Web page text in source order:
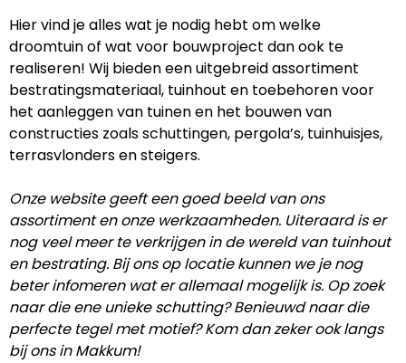
Hier vind je alles wat je nodig hebt om welke
droomtuin of wat voor bouwproject dan ook te
realiseren! Wij bieden een uitgebreid assortiment
bestratingsmateriaal, tuinhout en toebehoren voor
het aanleggen van tuinen en het bouwen van
constructies zoals schuttingen, pergola’s, tuinhuisjes,
terrasvlonders en steigers.
Onze website geeft een goed beeld van ons
assortiment en onze werkzaamheden. Uiteraard is er
nog veel meer te verkrijgen in de wereld van tuinhout
en bestrating. Bij ons op locatie kunnen we je nog
beter infomeren wat er allemaal mogelijk is. Op zoek
naar die ene unieke schutting? Benieuwd naar die
perfecte tegel met motief? Kom dan zeker ook langs
bij ons in Makkum!